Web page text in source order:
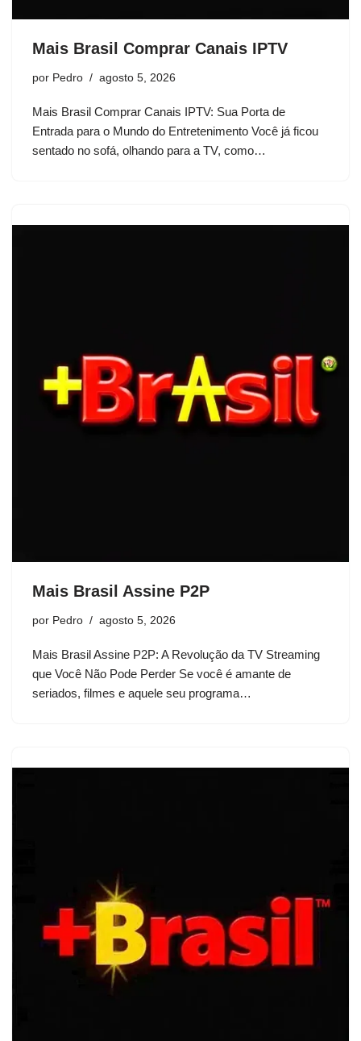
Mais Brasil Comprar Canais IPTV
por Pedro agosto 5, 2026
Mais Brasil Comprar Canais IPTV: Sua Porta de
Entrada para o Mundo do Entretenimento Você já ficou
sentado no sofá, olhando para a TV, como…
Mais Brasil Assine P2P
por Pedro agosto 5, 2026
Mais Brasil Assine P2P: A Revolução da TV Streaming
que Você Não Pode Perder Se você é amante de
seriados, filmes e aquele seu programa…